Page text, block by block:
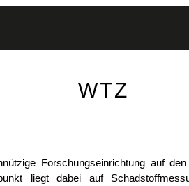
WTZ
Forschungseinrichtung auf
liegt dabei auf